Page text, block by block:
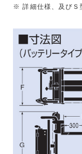
※ 詳細仕様、及びＳ